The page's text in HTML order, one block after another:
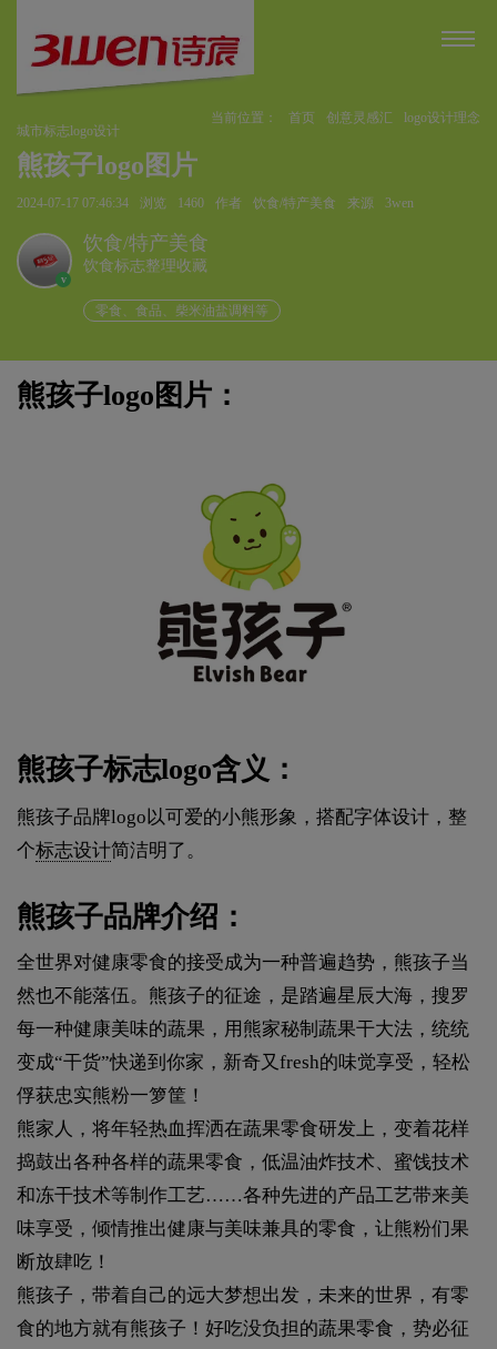
当前位置： 首页 创意灵感汇
logo设计理念
城市标志logo设计
熊孩子logo图片
2024-07-17 07:46:34 浏览 1460 作者 饮食/特产美食 来源 3wen
v
饮食/特产美食
饮食标志整理收藏
零食、食品、柴米油盐调料等
熊孩子logo图片：
熊孩子标志logo含义：
熊孩子品牌logo以可爱的小熊形象，搭配字体设计，整
个标志设计简洁明了。
熊孩子品牌介绍：
全世界对健康零食的接受成为一种普遍趋势，熊孩子当
然也不能落伍。熊孩子的征途，是踏遍星辰大海，搜罗
每一种健康美味的蔬果，用熊家秘制蔬果干大法，统统
变成“干货”快递到你家，新奇又fresh的味觉享受，轻松
俘获忠实熊粉一箩筐！
熊家人，将年轻热血挥洒在蔬果零食研发上，变着花样
捣鼓出各种各样的蔬果零食，低温油炸技术、蜜饯技术
和冻干技术等制作工艺……各种先进的产品工艺带来美
味享受，倾情推出健康与美味兼具的零食，让熊粉们果
断放肆吃！
熊孩子，带着自己的远大梦想出发，未来的世界，有零
食的地方就有熊孩子！好吃没负担的蔬果零食，势必征